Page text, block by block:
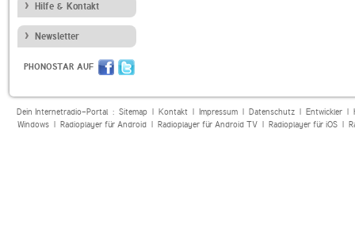
Hilfe & Kontakt
Newsletter
PHONOSTAR AUF
Dein Internetradio-Portal : Sitemap| Kontakt| Impressum| Datenschutz| Entwickler|
Windows| Radioplayer für Android| Radioplayer für Android TV| Radioplayer für iOS|